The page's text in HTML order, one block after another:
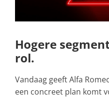
Hogere
rol.
Vandaag geeft Alfa
een concreet plan komt